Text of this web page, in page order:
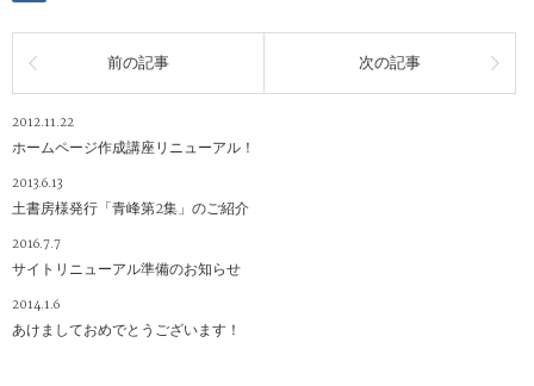
前の記事 次の記事
2012.11.22
ホームページ作成講座リニューアル！
2013.6.13
土書房様発行「青峰第2集」のご紹介
2016.7.7
サイトリニューアル準備のお知らせ
2014.1.6
あけましておめでとうございます！